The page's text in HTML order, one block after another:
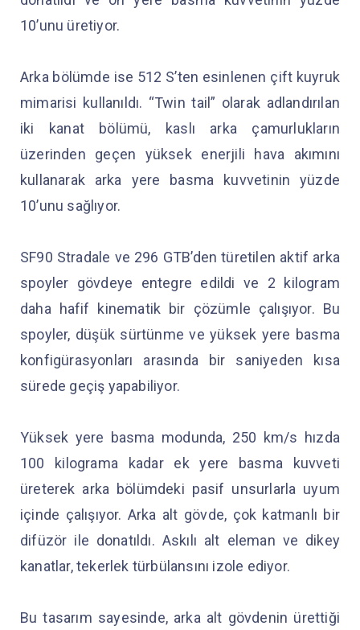
10’unu üretiyor.
Arka bölümde ise 512 S’ten esinlenen çift kuyruk
mimarisi kullanıldı. “Twin tail” olarak adlandırılan
iki kanat bölümü, kaslı arka çamurlukların
üzerinden geçen yüksek enerjili hava akımını
kullanarak arka yere basma kuvvetinin yüzde
10’unu sağlıyor.
SF90 Stradale ve 296 GTB’den türetilen aktif arka
spoyler gövdeye entegre edildi ve 2 kilogram
daha hafif kinematik bir çözümle çalışıyor. Bu
spoyler, düşük sürtünme ve yüksek yere basma
konfigürasyonları arasında bir saniyeden kısa
sürede geçiş yapabiliyor.
Yüksek yere basma modunda, 250 km/s hızda
100 kilograma kadar ek yere basma kuvveti
üreterek arka bölümdeki pasif unsurlarla uyum
içinde çalışıyor. Arka alt gövde, çok katmanlı bir
difüzör ile donatıldı. Askılı alt eleman ve dikey
kanatlar, tekerlek türbülansını izole ediyor.
Bu tasarım sayesinde, arka alt gövdenin ürettiği